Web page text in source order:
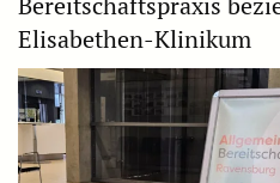
Elisabethen-Klinikum